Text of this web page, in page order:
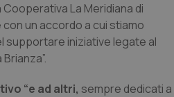
La Meridiana di
un accordo a cui stiamo
supportare iniziative legate al
“e ad altri, sempre dedicati a